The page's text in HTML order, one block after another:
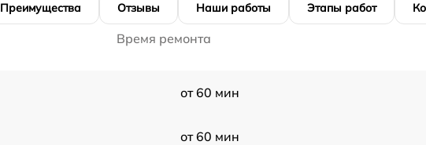
Преимущества Отзывы Наши работы Этапы работ
Время ремонта
от 60 мин
от 60 мин